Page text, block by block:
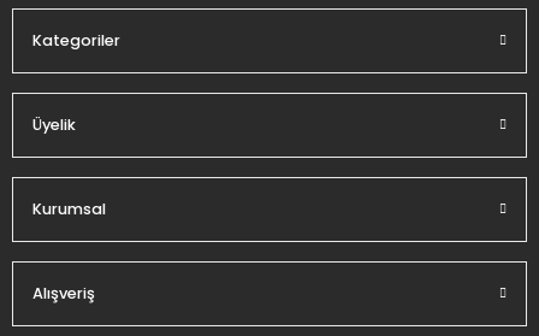
Kategoriler
Üyelik
Kurumsal
Alışveriş